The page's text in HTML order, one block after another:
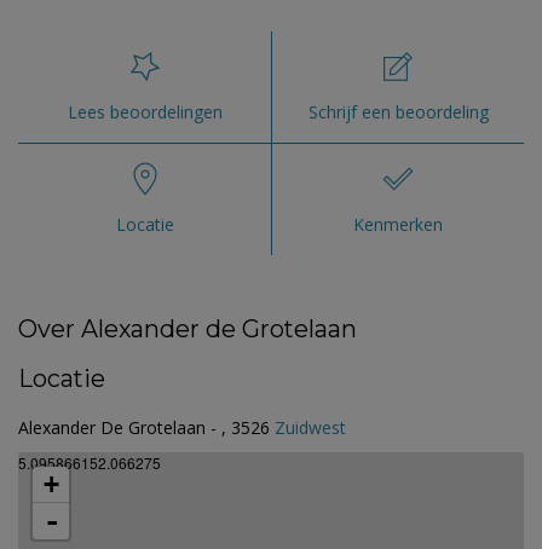
Lees beoordelingen Schrijf een beoordeling
Locatie Kenmerken
Over Alexander de Grotelaan
Locatie
Alexander De Grotelaan - , 3526 Zuidwest
5.095866152.066275
+
-